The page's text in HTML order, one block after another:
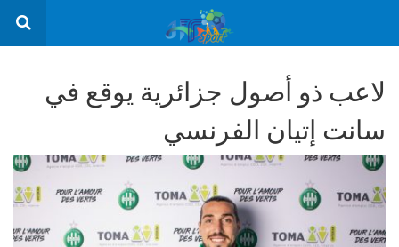
لاعب ذو أصول جزائرية يوقع في
سانت إتيان الفرنسي